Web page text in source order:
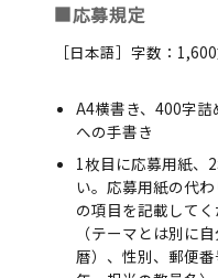
■応募規定
［日本語］字数：
A4横書き、400字
への手書き
1枚目に応募用紙、
い。応募用紙の代
の項目を記載して
（テーマとは別に
暦）、性別、郵便